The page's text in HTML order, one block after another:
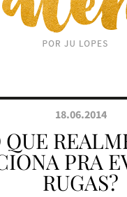
18.06.2014
QUE
PRA
RUGAS?